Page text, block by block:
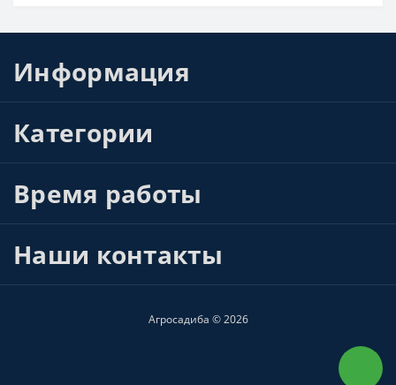
Информация
Категории
Время работы
Наши контакты
Агросадиба © 2026